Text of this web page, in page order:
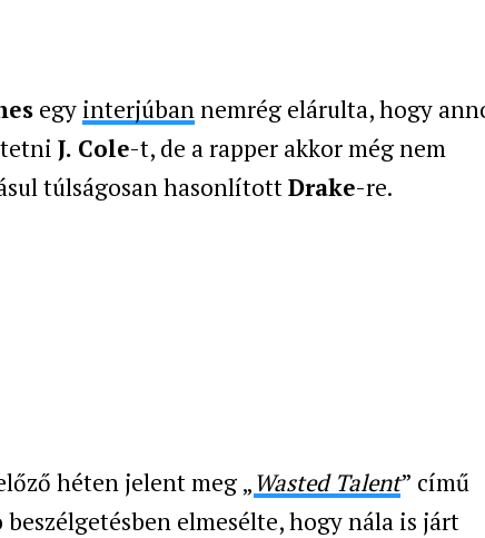
egy interjúbannemrég elárulta, hogy
J. Cole-t, de a rapper akkor még nem
túlságosan hasonlítottDrake-re.
héten jelent meg „Wasted Talent” című
elmesélte, hogy nála is járt